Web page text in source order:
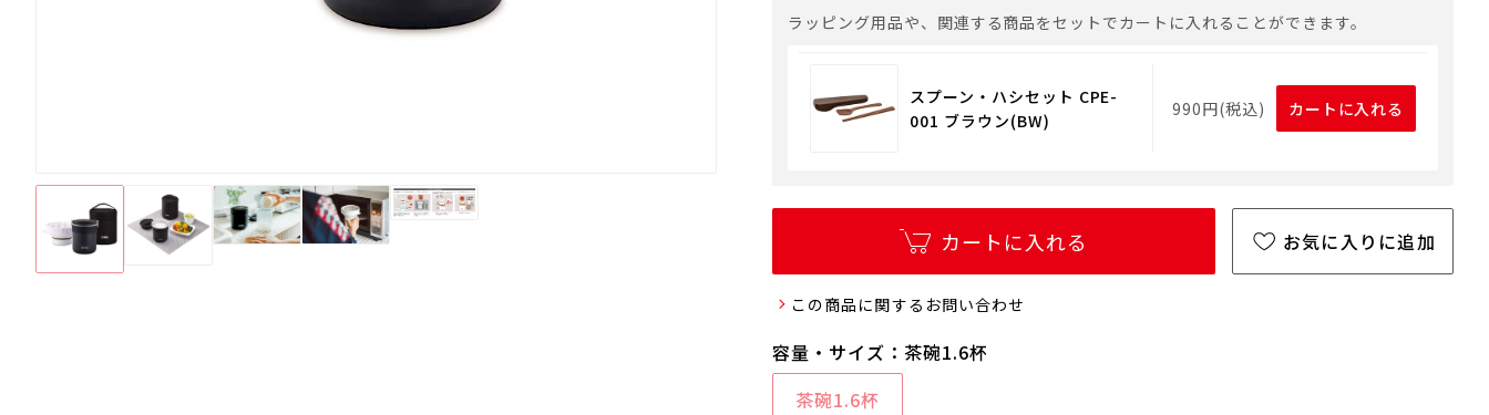
通常商品用ギフト用品
ラッピング用品や、関連する商品をセットでカートに入れることができます。
スプーン・ハシセット CPE-
001 ブラウン(BW)
990円(税込) カートに入れる
カートに入れる お気に入りに追加
この商品に関するお問い合わせ
容量・サイズ：茶碗1.6杯
茶碗1.6杯